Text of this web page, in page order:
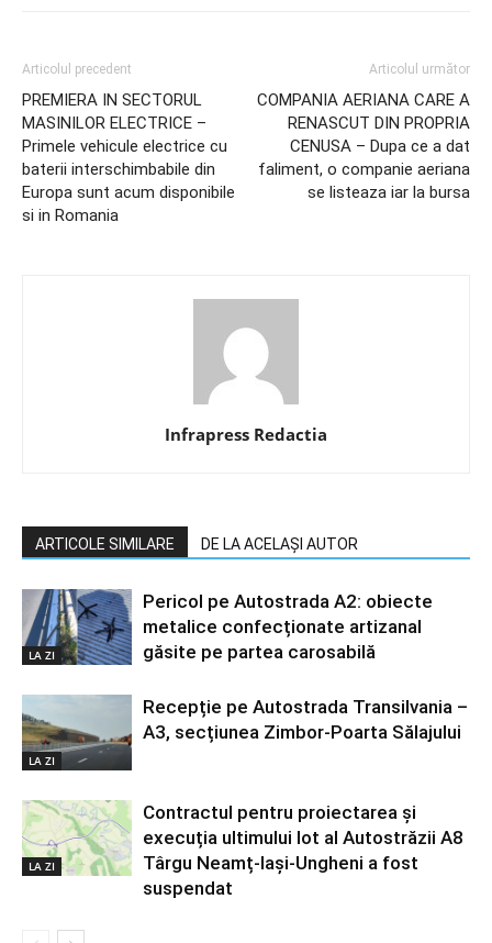
Articolul precedent
PREMIERA IN SECTORUL
MASINILOR ELECTRICE –
Primele vehicule electrice cu
baterii interschimbabile din
Europa sunt acum disponibile
si in Romania
Articolul următor
COMPANIA AERIANA CARE A
RENASCUT DIN PROPRIA
CENUSA – Dupa ce a dat
faliment, o companie aeriana
se listeaza iar la bursa
Infrapress Redactia
ARTICOLE SIMILARE DE LA ACELAȘI AUTOR
LA ZI
Pericol pe Autostrada A2: obiecte
metalice confecționate artizanal
găsite pe partea carosabilă
LA ZI
Recepție pe Autostrada Transilvania –
A3, secțiunea Zimbor-Poarta Sălajului
LA ZI
Contractul pentru proiectarea și
execuția ultimului lot al Autostrăzii A8
Târgu Neamț-Iași-Ungheni a fost
suspendat